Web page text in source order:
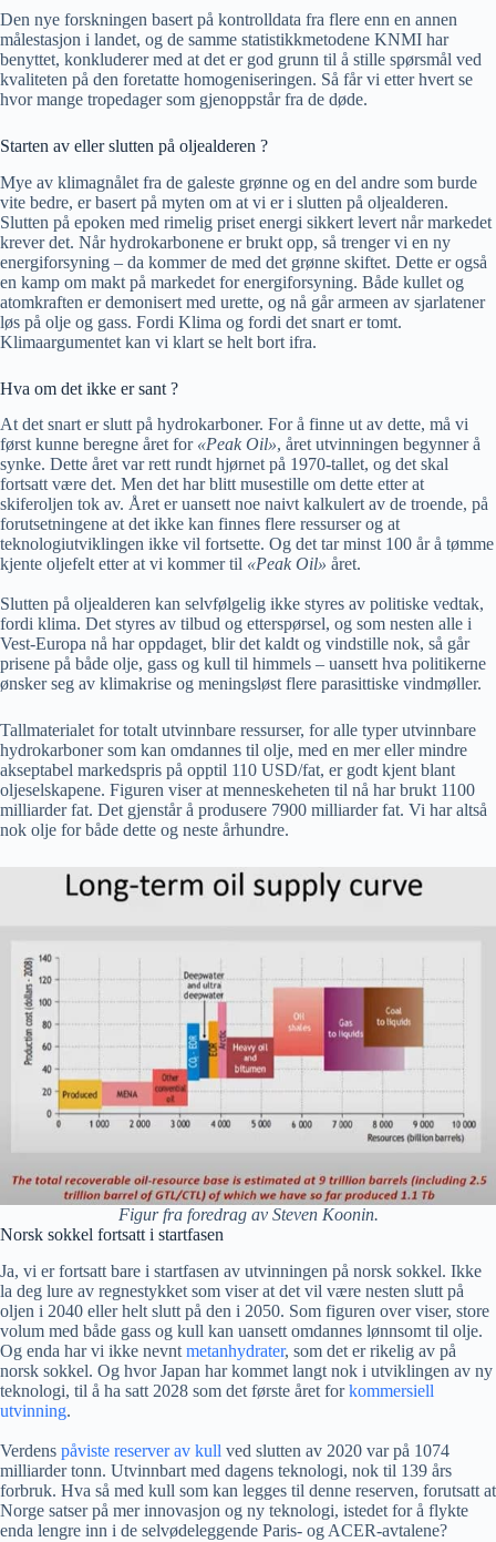
Den nye forskningen basert på kontrolldata fra flere enn en annen
målestasjon i landet, og de samme statistikkmetodene KNMI har
benyttet, konkluderer med at det er god grunn til å stille spørsmål ved
kvaliteten på den foretatte homogeniseringen. Så får vi etter hvert se
hvor mange tropedager som gjenoppstår fra de døde.
Starten av eller slutten på oljealderen ?
Mye av klimagnålet fra de galeste grønne og en del andre som burde
vite bedre, er basert på myten om at vi er i slutten på oljealderen.
Slutten på epoken med rimelig priset energi sikkert levert når markedet
krever det. Når hydrokarbonene er brukt opp, så trenger vi en ny
energiforsyning – da kommer de med det grønne skiftet. Dette er også
en kamp om makt på markedet for energiforsyning. Både kullet og
atomkraften er demonisert med urette, og nå går armeen av sjarlatener
løs på olje og gass. Fordi Klima og fordi det snart er tomt.
Klimaargumentet kan vi klart se helt bort ifra.
Hva om det ikke er sant ?
At det snart er slutt på hydrokarboner. For å finne ut av dette, må vi
først kunne beregne året for «Peak Oil», året utvinningen begynner å
synke. Dette året var rett rundt hjørnet på 1970-tallet, og det skal
fortsatt være det. Men det har blitt musestille om dette etter at
skiferoljen tok av. Året er uansett noe naivt kalkulert av de troende, på
forutsetningene at det ikke kan finnes flere ressurser og at
teknologiutviklingen ikke vil fortsette. Og det tar minst 100 år å tømme
kjente oljefelt etter at vi kommer til «Peak Oil» året.
Slutten på oljealderen kan selvfølgelig ikke styres av politiske vedtak,
fordi klima. Det styres av tilbud og etterspørsel, og som nesten alle i
Vest-Europa nå har oppdaget, blir det kaldt og vindstille nok, så går
prisene på både olje, gass og kull til himmels – uansett hva politikerne
ønsker seg av klimakrise og meningsløst flere parasittiske vindmøller.
Tallmaterialet for totalt utvinnbare ressurser, for alle typer utvinnbare
hydrokarboner som kan omdannes til olje, med en mer eller mindre
akseptabel markedspris på opptil 110 USD/fat, er godt kjent blant
oljeselskapene. Figuren viser at menneskeheten til nå har brukt 1100
milliarder fat. Det gjenstår å produsere 7900 milliarder fat. Vi har altså
nok olje for både dette og neste århundre.
Figur fra foredrag av Steven Koonin.
Norsk sokkel fortsatt i startfasen
Ja, vi er fortsatt bare i startfasen av utvinningen på norsk sokkel. Ikke
la deg lure av regnestykket som viser at det vil være nesten slutt på
oljen i 2040 eller helt slutt på den i 2050. Som figuren over viser, store
volum med både gass og kull kan uansett omdannes lønnsomt til olje.
Og enda har vi ikke nevnt metanhydrater, som det er rikelig av på
norsk sokkel. Og hvor Japan har kommet langt nok i utviklingen av ny
teknologi, til å ha satt 2028 som det første året forkommersiell
utvinning.
Verdens påviste reserver av kull ved slutten av 2020 var på 1074
milliarder tonn. Utvinnbart med dagens teknologi, nok til 139 års
forbruk. Hva så med kull som kan legges til denne reserven, forutsatt at
Norge satser på mer innovasjon og ny teknologi, istedet for å flykte
enda lengre inn i de selvødeleggende Paris- og ACER-avtalene?